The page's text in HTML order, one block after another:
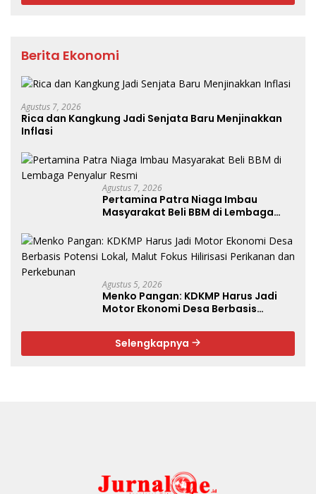
Berita Ekonomi
Agustus 7, 2026
Rica dan Kangkung Jadi Senjata Baru Menjinakkan
Inflasi
Agustus 7, 2026
Pertamina Patra Niaga Imbau
Masyarakat Beli BBM di Lembaga
Agustus 5, 2026
Menko Pangan: KDKMP Harus Jadi
Motor Ekonomi Desa Berbasis
Perikanan dan Perkebunan
Selengkapnya